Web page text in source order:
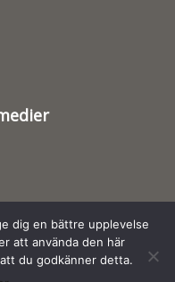
dig en bättre upplevelse
att använda den här
du godkänner detta.